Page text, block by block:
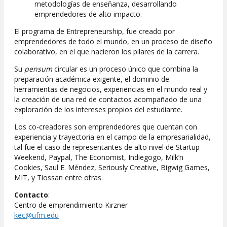
metodologías de enseñanza, desarrollando
emprendedores de alto impacto.
El programa de Entrepreneurship, fue creado por
emprendedores de todo el mundo, en un proceso de diseño
colaborativo, en el que nacieron los pilares de la carrera.
Su pensumcircular es un proceso único que combina la
preparación académica exigente, el dominio de
herramientas de negocios, experiencias en el mundo real y
la creación de una red de contactos acompañado de una
exploración de los intereses propios del estudiante.
Los co-creadores son emprendedores que cuentan con
experiencia y trayectoria en el campo de la empresarialidad,
tal fue el caso de representantes de alto nivel de Startup
Weekend, Paypal, The Economist, Indiegogo, Milk’n
Cookies, Saul E. Méndez, Seriously Creative, Bigwig Games,
MIT, y Tiossan entre otras.
Contacto:
Centro de emprendimiento Kirzner
kec@ufm.edu